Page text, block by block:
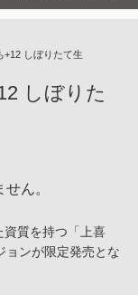
+12 しぼりたて生
しぼりた
ん。
資質を持つ「上喜
ョンが限定発売とな